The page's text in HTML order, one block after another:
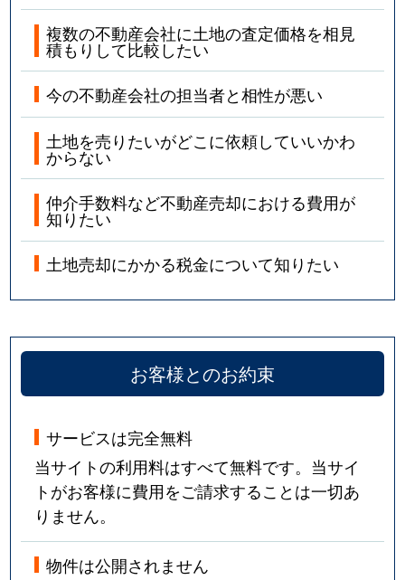
複数の不動産会社に土地の査定価格を相見
積もりして比較したい
今の不動産会社の担当者と相性が悪い
土地を売りたいがどこに依頼していいかわ
からない
仲介手数料など不動産売却における費用が
知りたい
土地売却にかかる税金について知りたい
お客様とのお約束
サービスは完全無料
当サイトの利用料はすべて無料です。当サイ
トがお客様に費用をご請求することは一切あ
りません。
物件は公開されません